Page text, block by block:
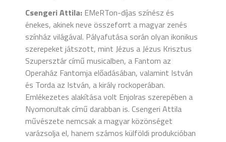
Csengeri Attila: EMeRTon-díjas színész és
énekes, akinek neve összeforrt a magyar zenés
színház világával. Pályafutása során olyan ikonikus
szerepeket játszott, mint Jézus a Jézus Krisztus
Szupersztár című musicalben, a Fantom az
Operaház Fantomja előadásában, valamint István
és Torda az István, a király rockoperában.
Emlékezetes alakítása volt Enjolras szerepében a
Nyomorultak című darabban is. Csengeri Attila
művészete nemcsak a magyar közönséget
varázsolja el, hanem számos külföldi produkcióban